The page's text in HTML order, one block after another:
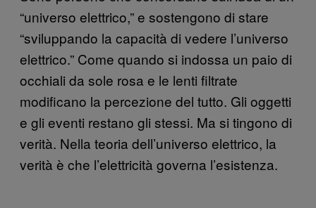
“universo elettrico,” e sostengono di stare
“sviluppando la capacità di vedere l’universo
elettrico.” Come quando si indossa un paio di
occhiali da sole rosa e le lenti filtrate
modificano la percezione del tutto. Gli oggetti
e gli eventi restano gli stessi. Ma si tingono di
verità. Nella teoria dell’universo elettrico, la
verità è che l’elettricità governa l’esistenza.